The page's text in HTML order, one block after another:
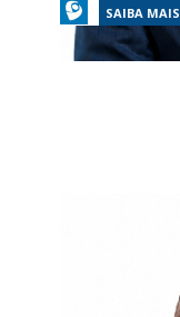
SAIBA MAIS